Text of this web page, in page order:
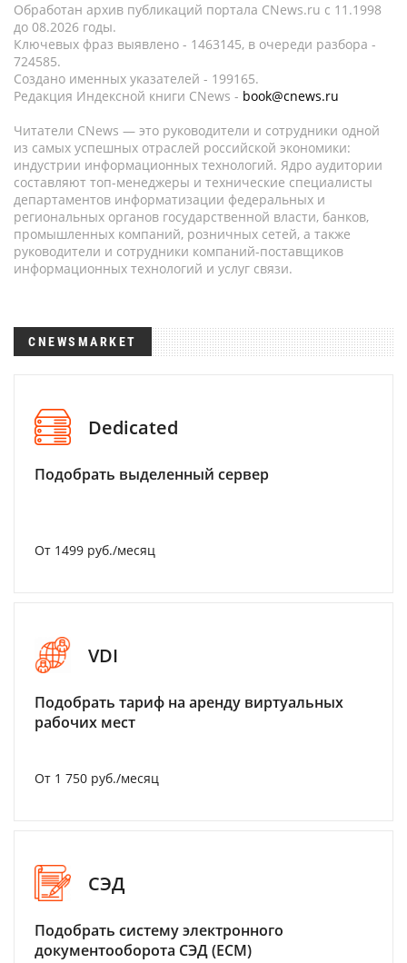
Обработан архив публикаций портала CNews.ru c 11.1998
до 08.2026 годы.
Ключевых фраз выявлено - 1463145, в очереди разбора -
724585.
Создано именных указателей - 199165.
Редакция Индексной книги CNews - book@cnews.ru
Читатели CNews — это руководители и сотрудники одной
из самых успешных отраслей российской экономики:
индустрии информационных технологий. Ядро аудитории
составляют топ-менеджеры и технические специалисты
департаментов информатизации федеральных и
региональных органов государственной власти, банков,
промышленных компаний, розничных сетей, а также
руководители и сотрудники компаний-поставщиков
информационных технологий и услуг связи.
CNEWSMARKET
Dedicated
Подобрать выделенный сервер
От 1499 руб./месяц
VDI
Подобрать тариф на аренду виртуальных
рабочих мест
От 1 750 руб./месяц
СЭД
Подобрать систему электронного
документооборота СЭД (ECM)